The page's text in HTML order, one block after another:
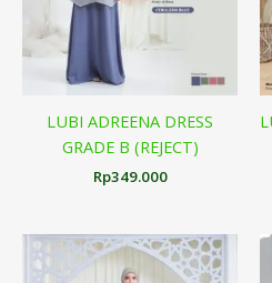
LUBI ADREENA DRESS
GRADE B (REJECT)
Rp349.000